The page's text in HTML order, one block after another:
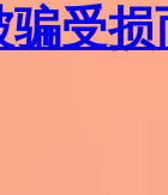
受